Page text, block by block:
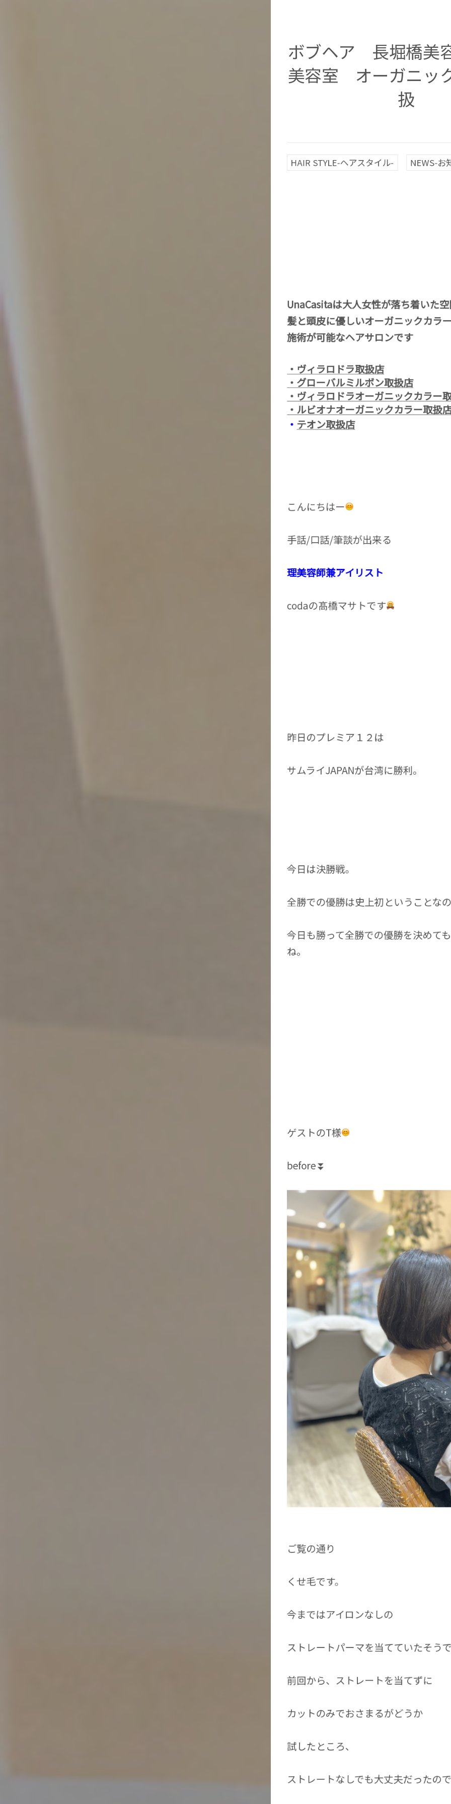
ボブヘア 長堀橋美
美容室 オーガニッ
扱
HAIR STYLE-ヘアスタイル- NEWS-お
UnaCasitaは大人女性が落ち着いた
髪と頭皮に優しいオーガニックカラ
施術が可能なヘアサロンです
・ヴィラロドラ取扱店
・グローバルミルボン取扱店
・ヴィラロドラオーガニックカラー
・ルビオナオーガニックカラー取扱
・ テオン取扱店
こんにちはー
手話/口話/筆談が出来る
理美容師兼アイリスト
codaの髙橋マサトです
昨日のプレミア１２は
サムライJAPANが台湾に勝利。
今日は決勝戦。
全勝での優勝は史上初ということな
今日も勝って全勝での優勝を決めて
ね。
ゲストのT様
before⏬
ご覧の通り
くせ毛です。
今まではアイロンなしの
ストレートパーマを当てていたそう
前回から、ストレートを当てずに
カットのみでおさまるがどうか
試したところ、
ストレートなしでも大丈夫だったの